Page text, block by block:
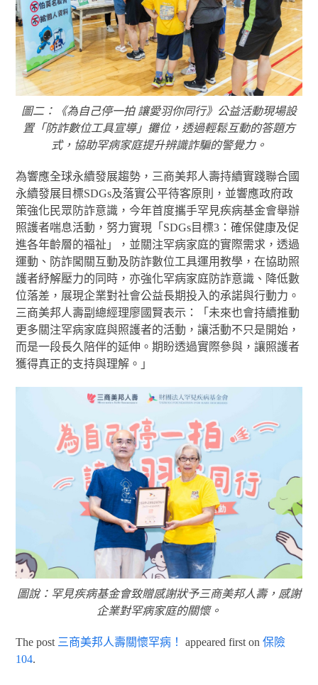
圖二：《為自己停一拍 讓愛羽你同行》公益活動現場設
置「防詐數位工具宣導」攤位，透過輕鬆互動的答題方
式，協助罕病家庭提升辨識詐騙的警覺力。
為響應全球永續發展趨勢，三商美邦人壽持續實踐聯合國
永續發展目標SDGs及落實公平待客原則，並響應政府政
策強化民眾防詐意識，今年首度攜手罕見疾病基金會舉辦
照護者喘息活動，努力實現「SDGs目標3：確保健康及促
進各年齡層的福祉」，並關注罕病家庭的實際需求，透過
運動、防詐闖關互動及防詐數位工具運用教學，在協助照
護者紓解壓力的同時，亦強化罕病家庭防詐意識、降低數
位落差，展現企業對社會公益長期投入的承諾與行動力。
三商美邦人壽副總經理廖國賢表示：「未來也會持續推動
更多關注罕病家庭與照護者的活動，讓活動不只是開始，
而是一段長久陪伴的延伸。期盼透過實際參與，讓照護者
獲得真正的支持與理解。」
圖說：罕見疾病基金會致贈感謝狀予三商美邦人壽，感謝
企業對罕病家庭的關懷。
The post 三商美邦人壽關懷罕病！ appeared first on保險
104.